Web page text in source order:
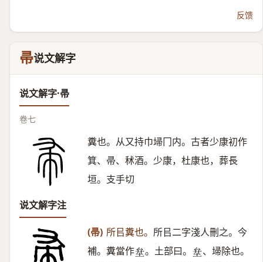
反馈
帚说文解字
说文解字·帚
卷七
糞也。从又持巾埽冂内。古者少康初作
箕、帚、秫酒。少康，杜康也，葬長
垣。支手切
说文解字注
(帚) 所㠯糞也。 所㠯二字淺人刪之。今
補。糞當作𡊅 。土部曰。 𡊅 、埽除也。